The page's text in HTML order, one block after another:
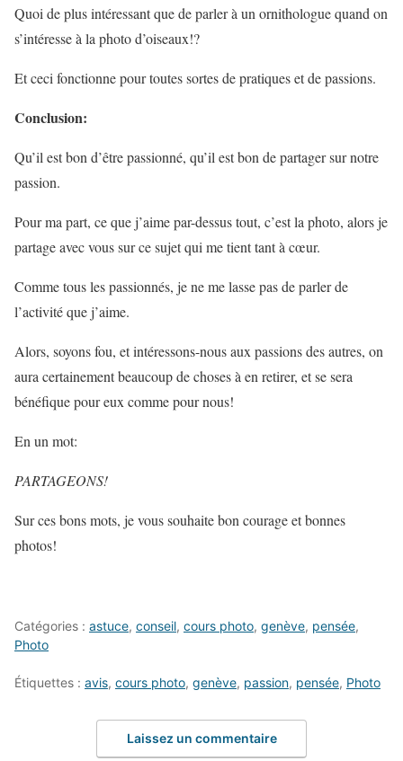
Quoi de plus intéressant que de parler à un ornithologue quand on
s’intéresse à la photo d’oiseaux!?
Et ceci fonctionne pour toutes sortes de pratiques et de passions.
Conclusion:
Qu’il est bon d’être passionné, qu’il est bon de partager sur notre
passion.
Pour ma part, ce que j’aime par-dessus tout, c’est la photo, alors je
partage avec vous sur ce sujet qui me tient tant à cœur.
Comme tous les passionnés, je ne me lasse pas de parler de
l’activité que j’aime.
Alors, soyons fou, et intéressons-nous aux passions des autres, on
aura certainement beaucoup de choses à en retirer, et se sera
bénéfique pour eux comme pour nous!
En un mot:
PARTAGEONS!
Sur ces bons mots, je vous souhaite bon courage et bonnes
photos!
Catégories : astuce, conseil, cours photo, genève, pensée,
Photo
Étiquettes : avis, cours photo, genève, passion, pensée, Photo
Laissez un commentaire